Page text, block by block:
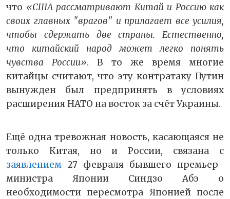
что «США рассматривают Китай и Россию как
своих главных "врагов" и прилагает все усилия,
чтобы сдержать две страны. Естественно,
что китайский народ может легко понять
чувства России». В то же время многие
китайцы считают, что эту контратаку Путин
вынужден был предпринять в условиях
расширения НАТО на восток за счёт Украины.
Ещё одна тревожная новость, касающаяся не
только Китая, но и России, связана с
заявлением 27 февраля бывшего премьер-
министра Японии Синдзо Абэ о
необходимости пересмотра Японией после